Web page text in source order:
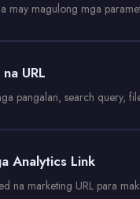
may magulong mga
URL
pangalan, search query,
Analytics Link
na marketing URL para